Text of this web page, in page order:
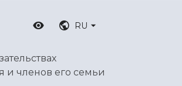
RU
и членов его семьи